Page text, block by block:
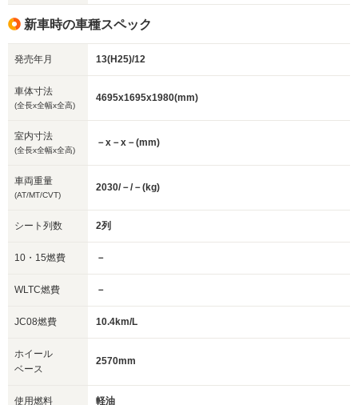
新車時の車種スペック
発売年月 13(H25)/12
車体寸法
(全長x全幅x全高)
4695x1695x1980(mm)
室内寸法
(全長x全幅x全高)
－x－x－(mm)
車両重量
(AT/MT/CVT)
2030/－/－(kg)
シート列数 2列
10・15燃費 －
WLTC燃費 －
JC08燃費 10.4km/L
ホイール
ベース
2570mm
使用燃料 軽油